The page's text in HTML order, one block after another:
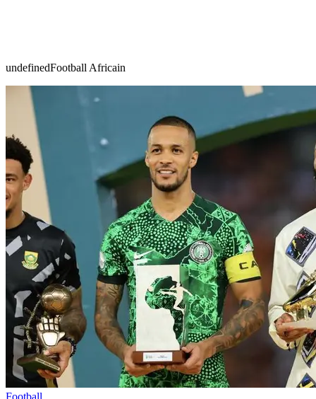
undefinedFootball Africain
Football